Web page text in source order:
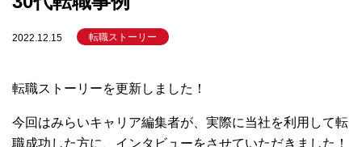
2022.12.15 転職ストーリー
転職ストーリーを更新しました！
今回はみらいキャリア編集者が、実際に当社を利用して転
職成功した方に、インタビューをさせていただきました！